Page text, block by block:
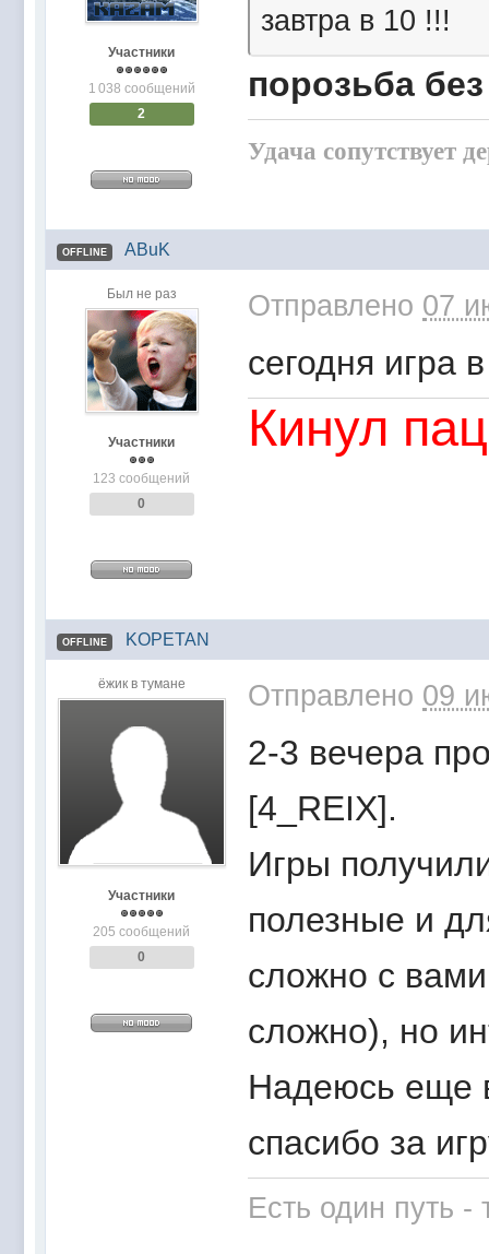
Участники
1 038 сообщений
2
завтра в 10 !!!
порозьба
Удача сопутствует
OFFLINE ABuK
Был не раз
Участники
123 сообщений
0
Отправлено 07
сегодня игра
Кинул
OFFLINE KOPETAN
ёжик в тумане
Участники
205 сообщений
0
Отправлено 09
2-3 вечера
[4_REIX].
Игры
полезные и
сложно с
сложно), но
Надеюсь еще
спасибо за
Есть один путь